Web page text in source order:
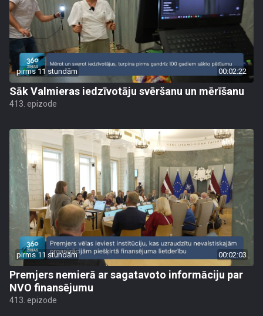
pirms 11 stundām 00:02:22
Sāk Valmieras iedzīvotāju svēršanu un mērīšanu
413. epizode
pirms 11 stundām 00:02:03
Premjers nemierā ar sagatavoto informāciju par
NVO finansējumu
413. epizode